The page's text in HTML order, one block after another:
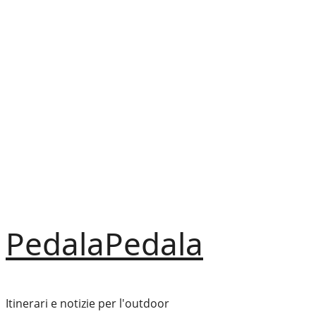
PedalaPedala
Itinerari e notizie per l'outdoor